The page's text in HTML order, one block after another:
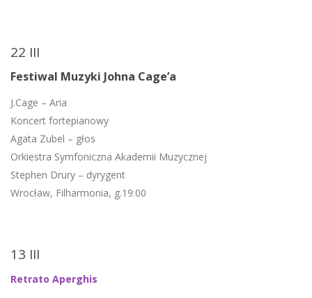
22 III
Festiwal Muzyki Johna Cage’a
J.Cage – Aria
Koncert fortepianowy
Agata Zubel – głos
Orkiestra Symfoniczna Akademii Muzycznej
Stephen Drury – dyrygent
Wrocław, Filharmonia, g.19:00
13 III
Retrato Aperghis